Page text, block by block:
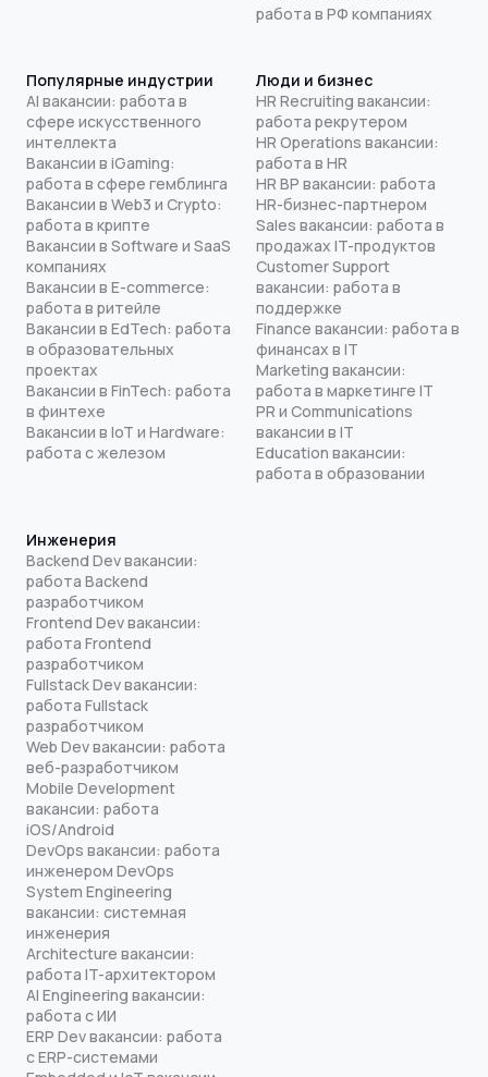
работа в РФ компаниях
Популярные индустрии
AI вакансии: работа в
сфере искусственного
интеллекта
Вакансии в iGaming:
работа в сфере гемблинга
Вакансии в Web3 и Crypto:
работа в крипте
Вакансии в Software и SaaS
компаниях
Вакансии в E-commerce:
работа в ритейле
Вакансии в EdTech: работа
в образовательных
проектах
Вакансии в FinTech: работа
в финтехе
Вакансии в IoT и Hardware:
работа с железом
Люди и бизнес
HR Recruiting вакансии:
работа рекрутером
HR Operations вакансии:
работа в HR
HR BP вакансии: работа
HR-бизнес-партнером
Sales вакансии: работа в
продажах IT-продуктов
Customer Support
вакансии: работа в
поддержке
Finance вакансии: работа в
финансах в IT
Marketing вакансии:
работа в маркетинге IT
PR и Communications
вакансии в IT
Education вакансии:
работа в образовании
Инженерия
Backend Dev вакансии:
работа Backend
разработчиком
Frontend Dev вакансии:
работа Frontend
разработчиком
Fullstack Dev вакансии:
работа Fullstack
разработчиком
Web Dev вакансии: работа
веб-разработчиком
Mobile Development
вакансии: работа
iOS/Android
DevOps вакансии: работа
инженером DevOps
System Engineering
вакансии: системная
инженерия
Architecture вакансии:
работа IT-архитектором
AI Engineering вакансии:
работа с ИИ
ERP Dev вакансии: работа
с ERP-системами